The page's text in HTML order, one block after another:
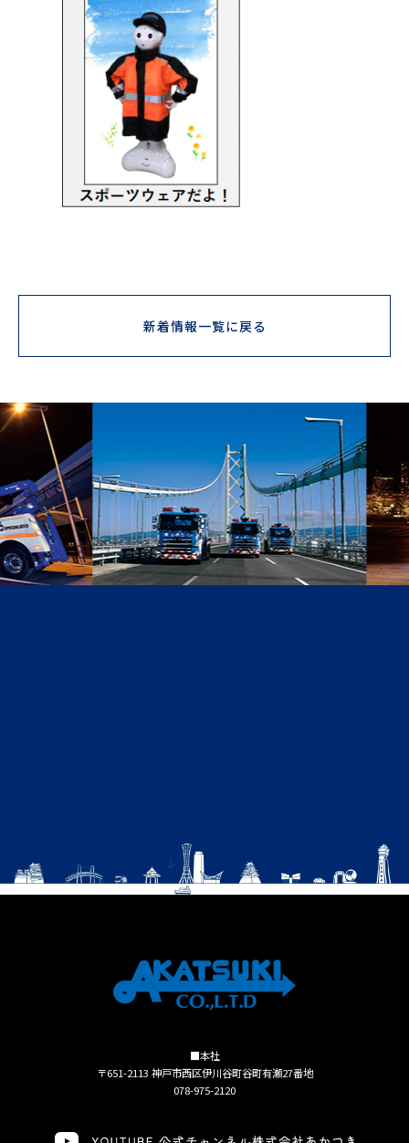
新着情報一覧に戻る
■本社
〒651-2113 神戸市西区伊川谷町谷町有瀬27番地
078-975-2120